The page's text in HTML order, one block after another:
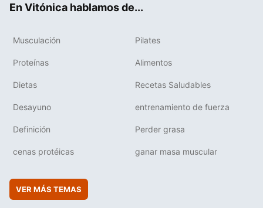
En Vitónica hablamos de...
Musculación Pilates
Proteínas Alimentos
Dietas Recetas Saludables
Desayuno entrenamiento de fuerza
Definición Perder grasa
cenas protéicas ganar masa muscular
VER MÁS TEMAS